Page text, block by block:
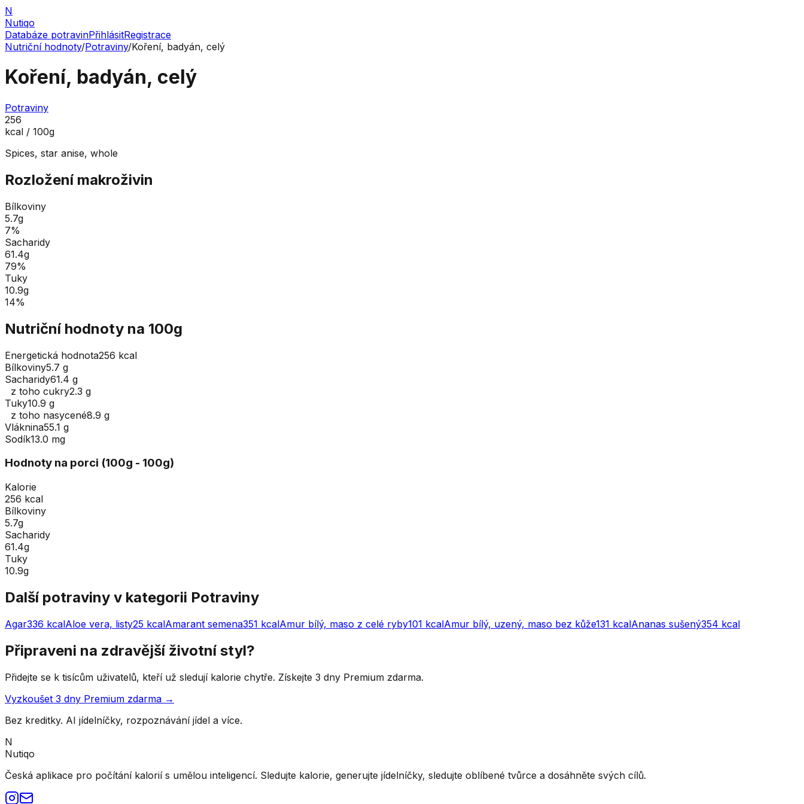
N
Nutiqo
Databáze potravinPřihlásitRegistrace
Nutriční hodnoty/Potraviny/Koření, badyán, celý
Koření, badyán, celý
Potraviny
256
kcal / 100g
Spices, star anise, whole
Rozložení makroživin
Bílkoviny
5.7g
7%
Sacharidy
61.4g
79%
Tuky
10.9g
14%
Nutriční hodnoty na 100g
Energetická hodnota256 kcal
Bílkoviny5.7 g
Sacharidy61.4 g
z toho cukry2.3 g
Tuky10.9 g
z toho nasycené8.9 g
Vláknina55.1 g
Sodík13.0 mg
Hodnoty na porci (100g - 100g)
Kalorie
256 kcal
Bílkoviny
5.7g
Sacharidy
61.4g
Tuky
10.9g
Další potraviny v kategorii Potraviny
Agar336 kcalAloe vera, listy25 kcalAmarant semena351 kcalAmur bílý, maso z celé ryby101 kcalAmur bílý, uzený, maso bez kůže131 kcalAnanas sušený354 kcal
Připraveni na zdravější životní styl?
Přidejte se k tisícům uživatelů, kteří už sledují kalorie chytře. Získejte 3 dny Premium zdarma.
Vyzkoušet 3 dny Premium zdarma →
Bez kreditky. AI jídelníčky, rozpoznávání jídel a více.
N
Nutiqo
Česká aplikace pro počítání kalorií s umělou inteligencí. Sledujte kalorie, generujte jídelníčky, sledujte oblíbené tvůrce a dosáhněte svých cílů.